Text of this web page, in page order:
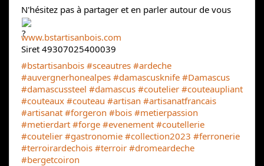
N'hésitez pas à partager et en parler autour de vous
www.bstartisanbois.com
Siret 49307025400039
#bstartisanbois #sceautres #ardeche
#auvergnerhonealpes #damascusknife #Damascus
#damascussteel #damascus #coutelier #couteaupliant
#couteaux #couteau #artisan #artisanatfrancais
#artisanat #forgeron #bois #metierpassion
#metierdart #forge #evenement #coutellerie
#coutelier #gastronomie #collection2023 #ferronerie
#terroirardechois #terroir #dromeardeche
#bergetcoiron